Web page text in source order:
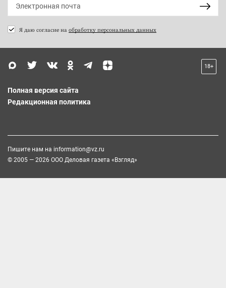
Я даю согласие на обработку персональных данных
18+
Полная версия сайта
Редакционная политика
Пишите нам на information@vz.ru
© 2005 — 2026 ООО Деловая газета «Взгляд»